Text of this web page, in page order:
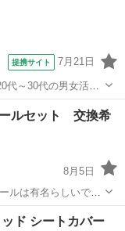
提携サイト 7月21日
代～30代の男女活躍
カー通勤OK！無料駐
場のお
ルセット 交換希
8月5日
ルは有名らしいで
て、はみ出さないホ
ですが、オープンカ
ール ホイール
ハイブリッド シートカバー